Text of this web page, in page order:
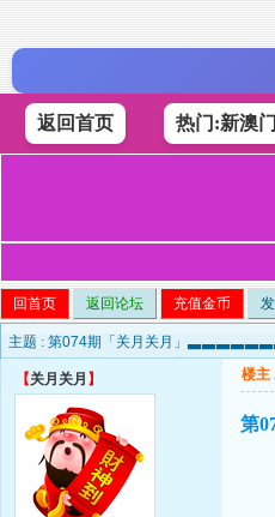
返回首页 热门:新澳
回首页 返回论坛 充值金币
主题 : 第074期「关月关月」
【关月关月 】 楼主
第